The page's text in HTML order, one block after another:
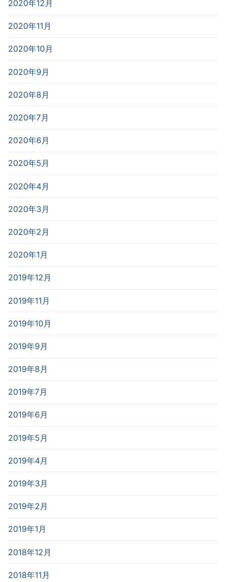
2020年12月
2020年11月
2020年10月
2020年9月
2020年8月
2020年7月
2020年6月
2020年5月
2020年4月
2020年3月
2020年2月
2020年1月
2019年12月
2019年11月
2019年10月
2019年9月
2019年8月
2019年7月
2019年6月
2019年5月
2019年4月
2019年3月
2019年2月
2019年1月
2018年12月
2018年11月